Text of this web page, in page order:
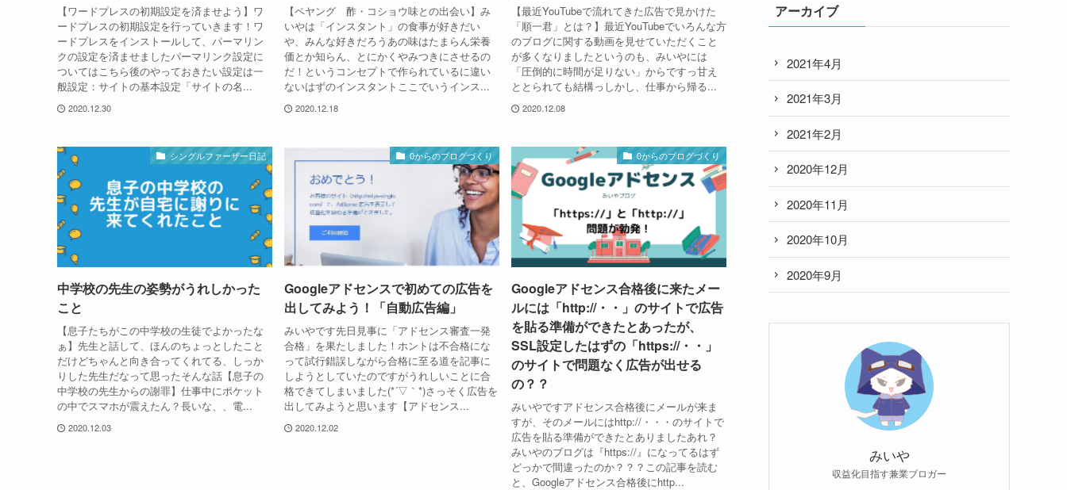
【ワードプレスの初期設定を済ませよう】ワ
ードプレスの初期設定を行っていきます！ワ
ードプレスをインストールして、パーマリン
クの設定を済ませましたパーマリンク設定に
ついてはこちら後のやっておきたい設定は一
般設定：サイトの基本設定「サイトの名...
2020.12.30
【ペヤング 酢・コショウ味との出会い】み
いやは「インスタント」の食事が好きだい
や、みんな好きだろうあの味はたまらん栄養
価とか知らん、とにかくやみつきにさせるの
だ！というコンセプトで作られているに違い
ないはずのインスタントここでいうインス...
2020.12.18
【最近YouTubeで流れてきた広告で見かけた
「順一君」とは？】最近YouTubeでいろんな方
のブログに関する動画を見せていただくこと
が多くなりましたというのも、みいやには
「圧倒的に時間が足りない」からですっ甘え
ととられても結構っしかし、仕事から帰る...
2020.12.08
シングルファーザー日記
中学校の先生の姿勢がうれしかった
こと
【息子たちがこの中学校の生徒でよかったな
ぁ】先生と話して、ほんのちょっとしたこと
だけどちゃんと向き合ってくれてる、しっか
りした先生だなって思ったそんな話【息子の
中学校の先生からの謝罪】仕事中にポケット
の中でスマホが震えたん？長いな、、電...
2020.12.03
0からのブログづくり
Googleアドセンスで初めての広告を
出してみよう！「自動広告編」
みいやです先日見事に「アドセンス審査一発
合格」を果たしました！ホントは不合格にな
って試行錯誤しながら合格に至る道を記事に
しようとしていたのですがうれしいことに合
格できてしまいました(*´▽｀*)さっそく広告を
出してみようと思います【アドセンス...
2020.12.02
0からのブログづくり
Googleアドセンス合格後に来たメー
ルには「http://・・」のサイトで広告
を貼る準備ができたとあったが、
SSL設定したはずの「https://・・」
のサイトで問題なく広告が出せる
の？？
みいやですアドセンス合格後にメールが来ま
すが、そのメールにはhttp://・・・のサイトで
広告を貼る準備ができたとありましたあれ？
みいやのブログは『https://』になってるはず
どっかで間違ったのか？？？この記事を読む
と、Googleアドセンス合格後にhttp...
アーカイブ
2021年4月
2021年3月
2021年2月
2020年12月
2020年11月
2020年10月
2020年9月
みいや
収益化目指す兼業ブロガー